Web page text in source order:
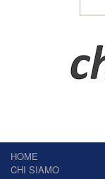
HOME
CHI SIAMO